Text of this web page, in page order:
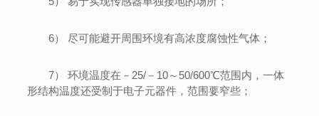
6） 尽可能避开周围环境有高浓度腐蚀性气体；
7） 环境温度在－25/－10～50/600℃范围内，一体
形结构温度还受制于电子元器件，范围要窄些；